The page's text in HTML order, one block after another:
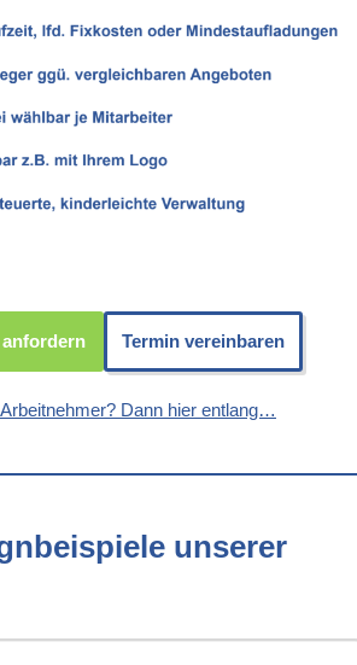
Termin vereinbaren
Dann hier entlang…
unserer